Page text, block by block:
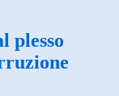
plesso